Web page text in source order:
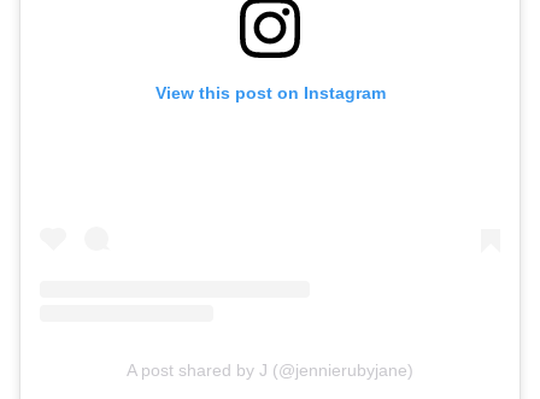
View this post on Instagram
A post shared by J (@jennierubyjane)